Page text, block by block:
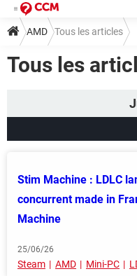
AMD Tous les articles
Tous les
Stim Machine : LDLC
concurrent made in
Machine
25/06/26
Steam AMD Mini-PC